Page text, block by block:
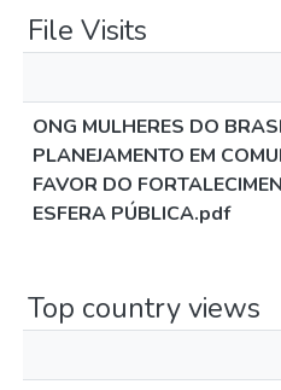
File Visits
ONG MULHERES DO
PLANEJAMENTO EM
FAVOR DO
ESFERA PÚBLICA.pdf
Top country views